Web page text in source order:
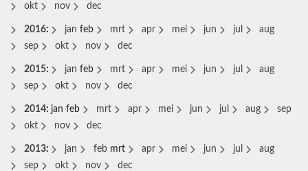
okt
nov dec
2016: jan feb mrt apr mei jun jul
aug
sep
okt nov dec
2015: jan feb mrt apr mei jun jul
aug
sep
okt nov dec
2014: jan feb mrt apr mei jun jul aug
sep
okt
nov dec
2013: jan feb mrt apr mei jun jul
aug
sep
okt nov dec